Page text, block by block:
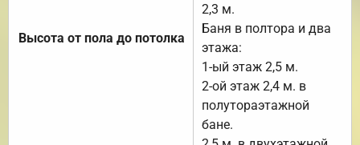
Высота от пола до потолка
2,3 м.
Баня в полтора и два
этажа:
1-ый этаж 2,5 м.
2-ой этаж 2,4 м. в
полутораэтажной
бане.